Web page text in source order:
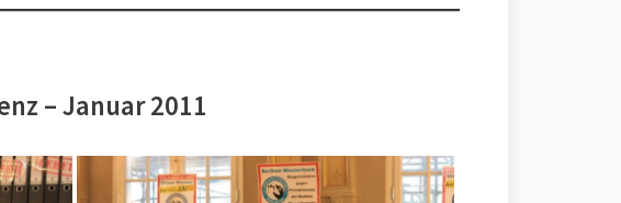
– Januar 2011